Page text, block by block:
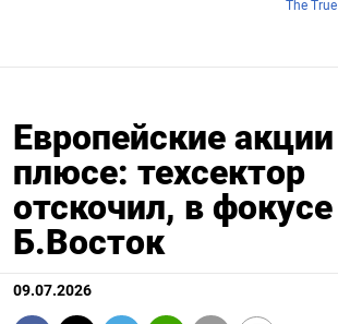
Европейские
плюсе: техсектор
отскочил, в
Б.Восток
09.07.2026